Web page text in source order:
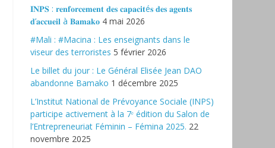
𝐈𝐍𝐏𝐒 : 𝐫𝐞𝐧𝐟𝐨𝐫𝐜𝐞𝐦𝐞𝐧𝐭 𝐝𝐞𝐬 𝐜𝐚𝐩𝐚𝐜𝐢𝐭é𝐬 𝐝𝐞𝐬 𝐚𝐠𝐞𝐧𝐭𝐬
𝐝’𝐚𝐜𝐜𝐮𝐞𝐢𝐥 à 𝐁𝐚𝐦𝐚𝐤𝐨 4 mai 2026
#Mali : #Macina : Les enseignants dans le
viseur des terroristes 5 février 2026
‎Le billet du jour : Le Général Elisée Jean DAO
abandonne Bamako 1 décembre 2025
L’Institut National de Prévoyance Sociale (INPS)
participe activement à la 7ᵉ édition du Salon de
l’Entrepreneuriat Féminin – Fémina 2025. 22
novembre 2025